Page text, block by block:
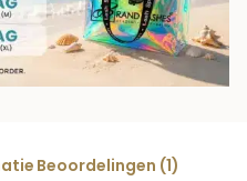
Beoordelingen (1)